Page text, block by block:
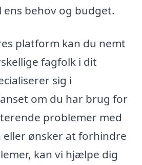
behov og budget.
platform kan du nemt
fagfolk i dit
sig i
om du har brug for
problemer med
ønsker at forhindre
kan vi hjælpe dig